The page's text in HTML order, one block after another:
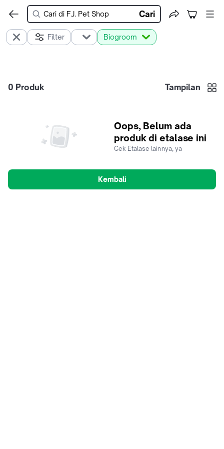
Cari
Filter Biogroom
0 Produk Tampilan
Oops, Belum ada
produk di etalase ini
Cek Etalase lainnya, ya
Kembali